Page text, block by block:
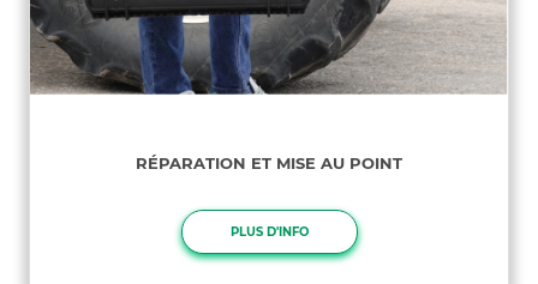
RÉPARATION ET MISE AU POINT
PLUS D'INFO